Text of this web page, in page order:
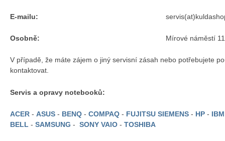
E-mailu:
Osobně: Mírové náměstí
V případě, že máte zájem o jiný servisní zásah nebo potřebujete
kontaktovat.
Servis a opravy notebooků:
ACER - ASUS - BENQ - COMPAQ - FUJITSU SIEMENS - HP -
BELL - SAMSUNG - SONY VAIO - TOSHIBA